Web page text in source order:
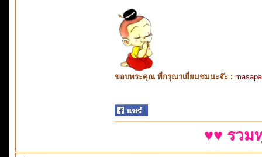
ขอบพระคุณ ที่กรุณาเยี่ยมชมนะจ๊ะ :
♥♥ รวม